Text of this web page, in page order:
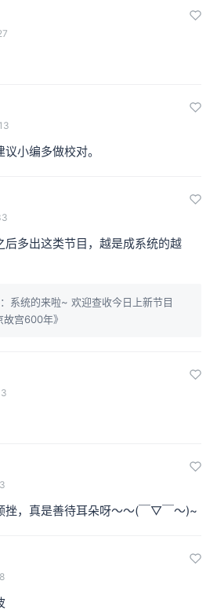
小编多做校对。
后多出这类节目，越是成系统的越
：系统的来啦~ 欢迎查收今日上新节目
故宫600年》
挫，真是善待耳朵呀～～(￣▽￣～)~